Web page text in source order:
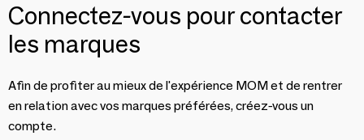
Connectez-vous pour contacter
les marques
Afin de profiter au mieux de l'expérience MOM et de rentrer
en relation avec vos marques préférées, créez-vous un
compte.